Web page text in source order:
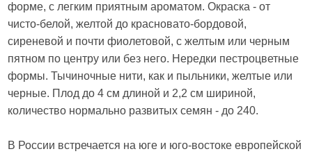
форме, с легким приятным ароматом. Окраска - от
чисто-белой, желтой до красновато-бордовой,
сиреневой и почти фиолетовой, с желтым или черным
пятном по центру или без него. Нередки пестроцветные
формы. Тычиночные нити, как и пыльники, желтые или
черные. Плод до 4 см длиной и 2,2 см шириной,
количество нормально развитых семян - до 240.
В России встречается на юге и юго-востоке европейской